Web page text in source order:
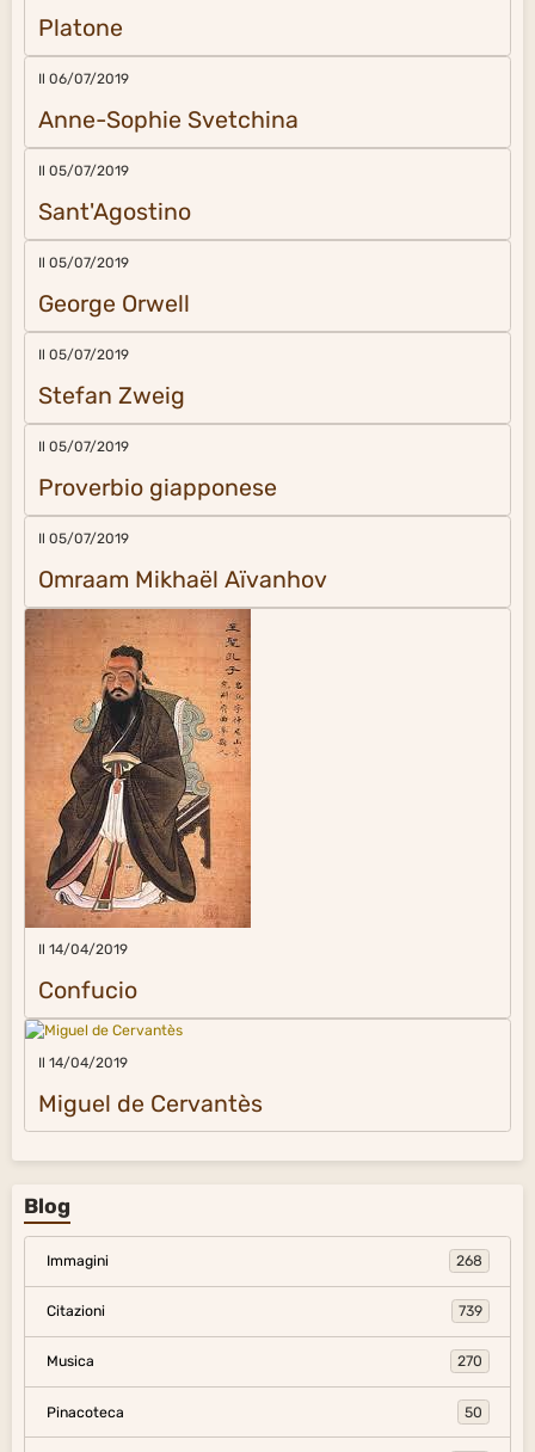
Platone
Il 06/07/2019
Anne-Sophie Svetchina
Il 05/07/2019
Sant'Agostino
Il 05/07/2019
George Orwell
Il 05/07/2019
Stefan Zweig
Il 05/07/2019
Proverbio giapponese
Il 05/07/2019
Omraam Mikhaël Aïvanhov
Il 14/04/2019
Confucio
Il 14/04/2019
Miguel de Cervantès
Blog
Immagini 268
Citazioni 739
Musica 270
Pinacoteca 50